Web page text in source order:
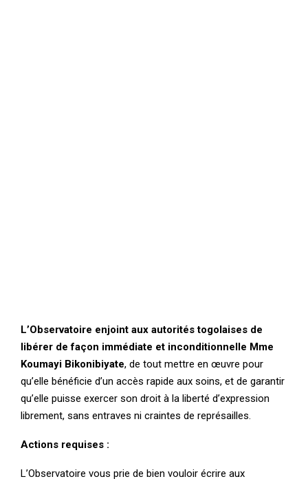
L’Observatoire enjoint aux autorités togolaises de
libérer de façon immédiate et inconditionnelle Mme
Koumayi Bikonibiyate, de tout mettre en œuvre pour
qu’elle bénéficie d’un accès rapide aux soins, et de garantir
qu’elle puisse exercer son droit à la liberté d’expression
librement, sans entraves ni craintes de représailles.
Actions requises :
L’Observatoire vous prie de bien vouloir écrire aux